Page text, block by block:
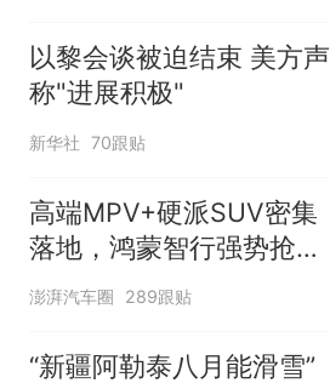
以黎会谈被迫结束 美方声
称"进展积极"
新华社 70跟贴
高端MPV+硬派SUV密集
落地，鸿蒙智行强势抢占
自主高端市场制高点
澎湃汽车圈 289跟贴
“新疆阿勒泰八月能滑雪”